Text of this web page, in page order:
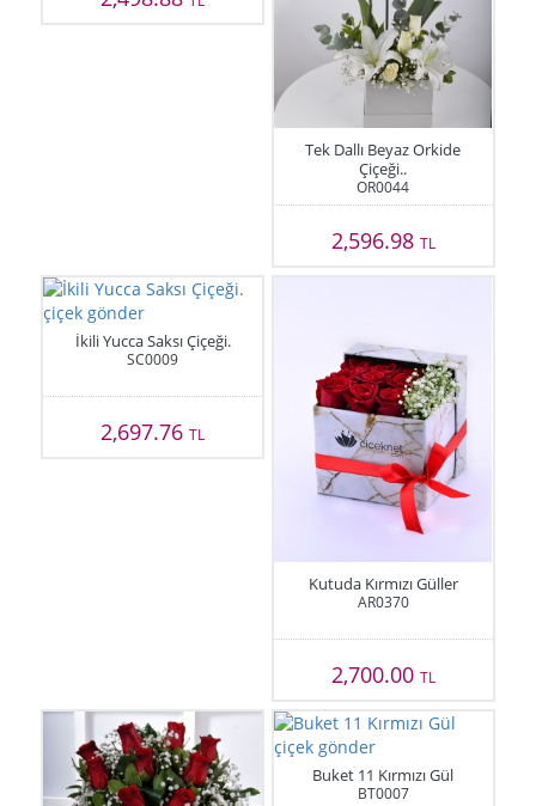
Tek Dallı Beyaz Orkide
Çiçeği..
OR0044
2,596.98 TL
İkili Yucca Saksı Çiçeği.
SC0009
2,697.76TL
Kutuda Kırmızı Güller
AR0370
2,700.00 TL
Buket 11 Kırmızı Gül
BT0007